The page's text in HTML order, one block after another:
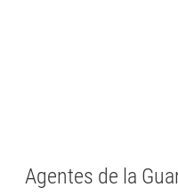
Agentes de la